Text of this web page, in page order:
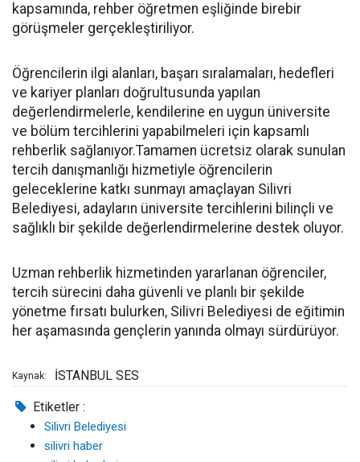
kapsamında, rehber öğretmen eşliğinde birebir
görüşmeler gerçekleştiriliyor.
Öğrencilerin ilgi alanları, başarı sıralamaları, hedefleri
ve kariyer planları doğrultusunda yapılan
değerlendirmelerle, kendilerine en uygun üniversite
ve bölüm tercihlerini yapabilmeleri için kapsamlı
rehberlik sağlanıyor.Tamamen ücretsiz olarak sunulan
tercih danışmanlığı hizmetiyle öğrencilerin
geleceklerine katkı sunmayı amaçlayan Silivri
Belediyesi, adayların üniversite tercihlerini bilinçli ve
sağlıklı bir şekilde değerlendirmelerine destek oluyor.
Uzman rehberlik hizmetinden yararlanan öğrenciler,
tercih sürecini daha güvenli ve planlı bir şekilde
yönetme fırsatı bulurken, Silivri Belediyesi de eğitimin
her aşamasında gençlerin yanında olmayı sürdürüyor.
Kaynak: İSTANBUL SES
Etiketler :
Silivri Belediyesi
silivri haber